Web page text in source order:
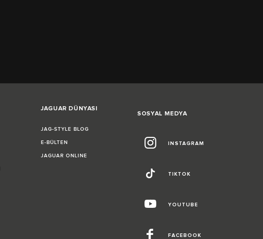
JAGUAR DÜNYASI
JAG-STYLE BLOG
E-BÜLTEN
JAGUAR ONLINE
SOSYAL MEDYA
INSTAGRAM
TIKTOK
YOUTUBE
FACEBOOK